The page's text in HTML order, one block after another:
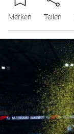
Merken Teilen